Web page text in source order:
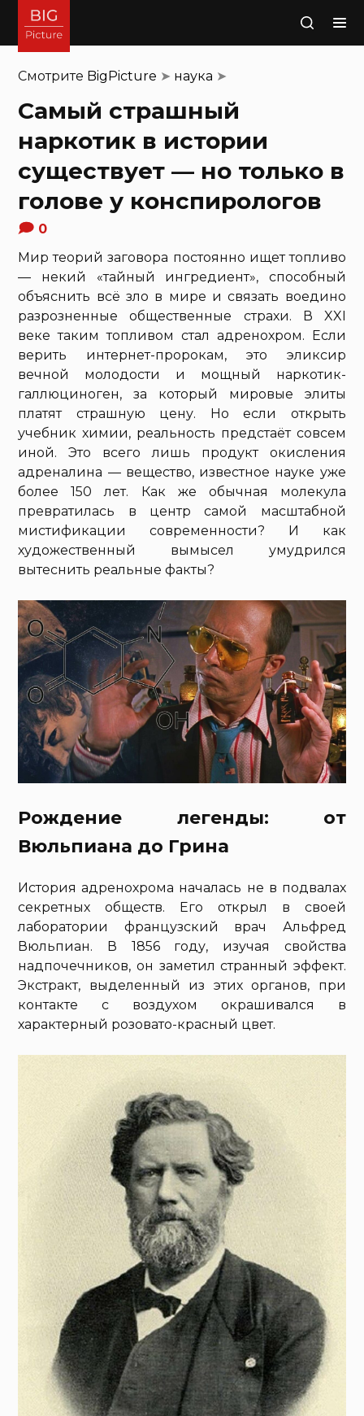
Поиск
Смотрите BigPicture ➤ наука ➤
Самый страшный
наркотик в истории
существует — но только в
голове у конспирологов
0
Мир теорий заговора постоянно ищет топливо
— некий «тайный ингредиент», способный
объяснить всё зло в мире и связать воедино
разрозненные общественные страхи. В XXI
веке таким топливом стал адренохром. Если
верить интернет-пророкам, это эликсир
вечной молодости и мощный наркотик-
галлюциноген, за который мировые элиты
платят страшную цену. Но если открыть
учебник химии, реальность предстаёт совсем
иной. Это всего лишь продукт окисления
адреналина — вещество, известное науке уже
более 150 лет. Как же обычная молекула
превратилась в центр самой масштабной
мистификации современности? И как
художественный вымысел умудрился
вытеснить реальные факты?
Рождение легенды: от
Вюльпиана до Грина
История адренохрома началась не в подвалах
секретных обществ. Его открыл в своей
лаборатории французский врач Альфред
Вюльпиан. В 1856 году, изучая свойства
надпочечников, он заметил странный эффект.
Экстракт, выделенный из этих органов, при
контакте с воздухом окрашивался в
характерный розовато-красный цвет.